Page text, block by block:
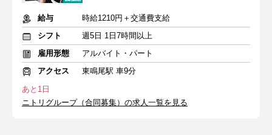
給与
時給1210円＋交通費支給
シフト
週5日 1日7時間以上
雇用形態
アルバイト・パート
アクセス
東鳴尾駅 車9分
あと1日
ニトリグループ（合同募集）の求人一覧を見る